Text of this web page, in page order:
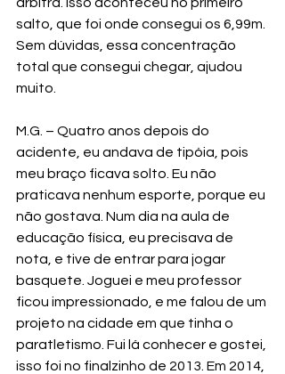
salto, que foi onde consegui os 6,99m.
Sem dúvidas, essa concentração
total que consegui chegar, ajudou
muito.
M.G. – Quatro anos depois do
acidente, eu andava de tipóia, pois
meu braço ficava solto. Eu não
praticava nenhum esporte, porque eu
não gostava. Num dia na aula de
educação física, eu precisava de
nota, e tive de entrar para jogar
basquete. Joguei e meu professor
ficou impressionado, e me falou de um
projeto na cidade em que tinha o
paratletismo. Fui lá conhecer e gostei,
isso foi no finalzinho de 2013. Em 2014,